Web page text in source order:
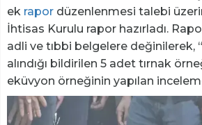
ek rapor düzenlenmesi talebi
İhtisas Kurulu rapor hazırladı.
adli ve tıbbi belgelere değinilerek,
alındığı bildirilen 5 adet tırnak
eküvyon örneğinin yapılan